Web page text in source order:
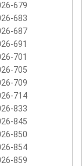
679
683
687
691
701
705
709
714
833
845
850
854
859